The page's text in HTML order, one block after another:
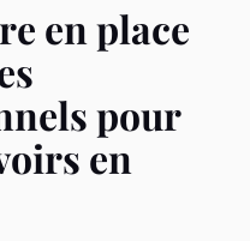
en place
pour
en